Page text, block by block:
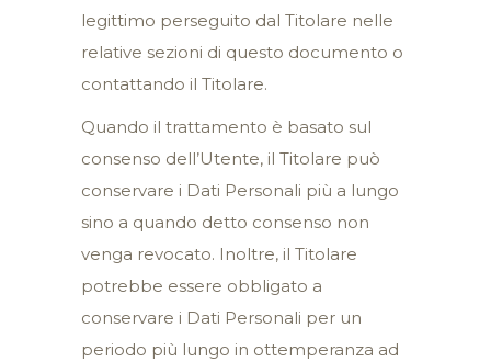
legittimo perseguito dal Titolare nelle
relative sezioni di questo documento o
contattando il Titolare.
Quando il trattamento è basato sul
consenso dell’Utente, il Titolare può
conservare i Dati Personali più a lungo
sino a quando detto consenso non
venga revocato. Inoltre, il Titolare
potrebbe essere obbligato a
conservare i Dati Personali per un
periodo più lungo in ottemperanza ad